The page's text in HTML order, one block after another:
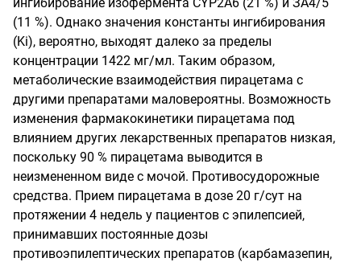
(11 %). Однако значения константы ингибирования
(Ki), вероятно, выходят далеко за пределы
концентрации 1422 мг/мл. Таким образом,
метаболические взаимодействия пирацетама с
другими препаратами маловероятны. Возможность
изменения фармакокинетики пирацетама под
влиянием других лекарственных препаратов низкая,
поскольку 90 % пирацетама выводится в
неизмененном виде с мочой. Противосудорожные
средства. Прием пирацетама в дозе 20 г/сут на
протяжении 4 недель у пациентов с эпилепсией,
принимавших постоянные дозы
противоэпилептических препаратов (карбамазепин,